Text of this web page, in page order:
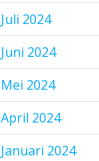
Juli 2024
Juni 2024
Mei 2024
April 2024
Januari 2024